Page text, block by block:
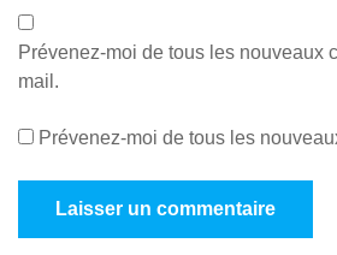
Prévenez-moi de tous les nouveaux
mail.
Prévenez-moi de tous les